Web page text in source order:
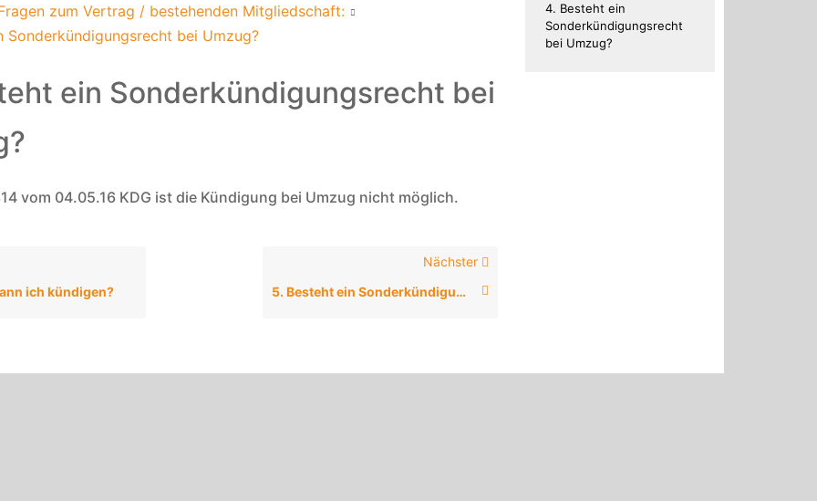
zum Vertrag / bestehenden Mitgliedschaft:
Sonderkündigungsrecht bei Umzug?
ein Sonderkündigungsrecht bei
vom 04.05.16 KDG ist die Kündigung bei Umzug nicht möglich.
ich kündigen?
Nächster
5. Besteht ein Sonderkündigungsrecht bei Krankheit?
4. Besteht ein
Sonderkündigungsrecht
bei Umzug?